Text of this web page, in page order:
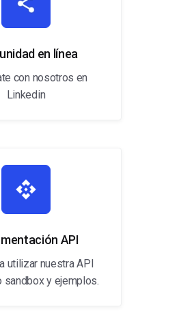
en línea
con nosotros en
Linkedin
API
utilizar nuestra API
sandbox y ejemplos.